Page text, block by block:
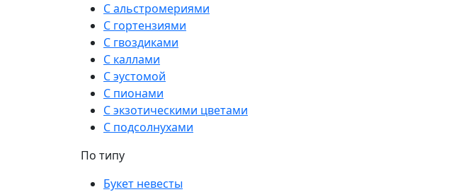
С альстромериями
С гортензиями
С гвоздиками
С каллами
С эустомой
С пионами
С экзотическими цветами
С подсолнухами
По типу
Букет невесты